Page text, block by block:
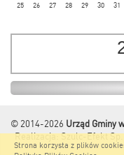
25
26 27 28 29 30 31
Strona korzysta z plików
© 2014-2026 Urząd Gminy
Realizacja:Szulc-Efekt